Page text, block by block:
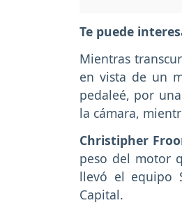
Te puede
Mientras
en vista de un
pedaleé, por
la cámara,
Christipher
peso del motor
llevó el equipo
Capital.